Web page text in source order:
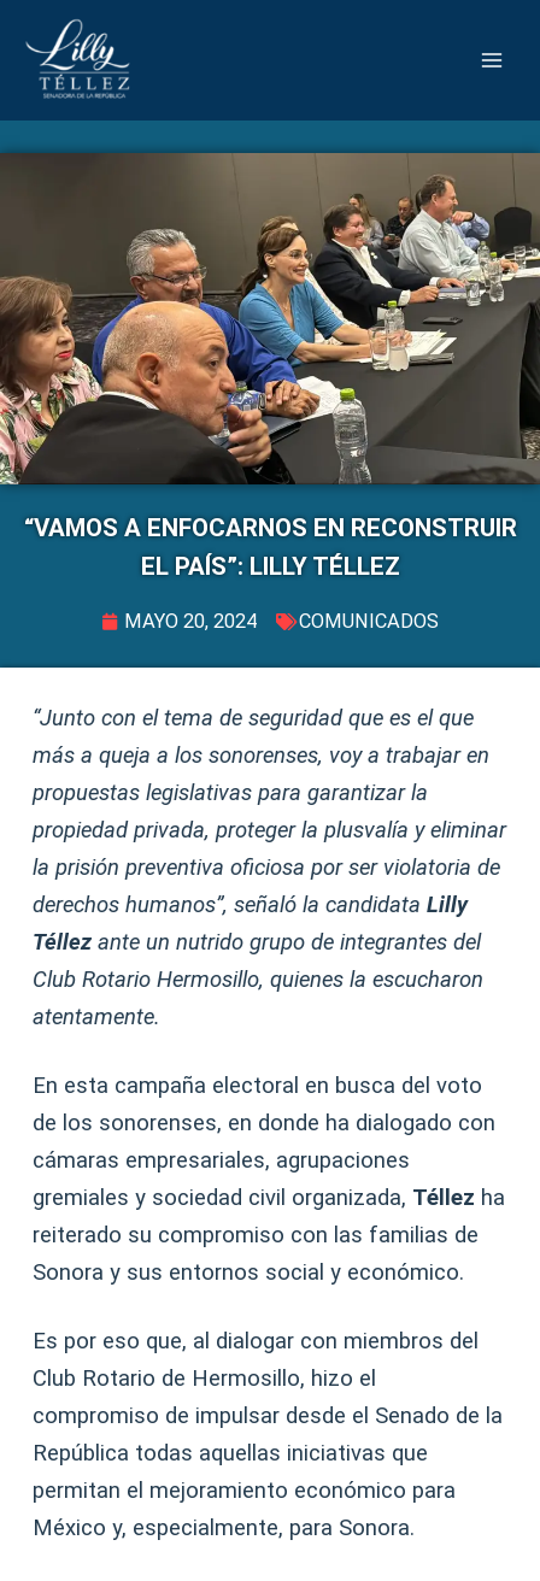
“VAMOS A ENFOCARNOS EN RECONSTRUIR
EL PAÍS”: LILLY TÉLLEZ
MAYO 20, 2024 COMUNICADOS
“Junto con el tema de seguridad que es el que
más a queja a los sonorenses, voy a trabajar en
propuestas legislativas para garantizar la
propiedad privada, proteger la plusvalía y eliminar
la prisión preventiva oficiosa por ser violatoria de
derechos humanos”, señaló la candidataLilly
Téllez ante un nutrido grupo de integrantes del
Club Rotario Hermosillo, quienes la escucharon
atentamente.
En esta campaña electoral en busca del voto
de los sonorenses, en donde ha dialogado con
cámaras empresariales, agrupaciones
gremiales y sociedad civil organizada, Téllez ha
reiterado su compromiso con las familias de
Sonora y sus entornos social y económico.
Es por eso que, al dialogar con miembros del
Club Rotario de Hermosillo, hizo el
compromiso de impulsar desde el Senado de la
República todas aquellas iniciativas que
permitan el mejoramiento económico para
México y, especialmente, para Sonora.